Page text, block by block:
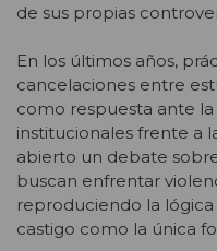
de sus propias
En los últimos años,
cancelaciones entre
como respuesta ante
institucionales frente a
abierto un debate
buscan enfrentar
reproduciendo la
castigo como la única